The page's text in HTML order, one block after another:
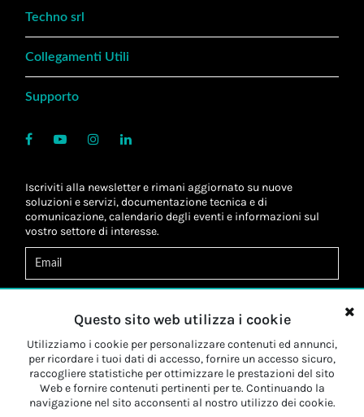
Techno srl
Collegamenti Utili
Supporto
Iscriviti alla newsletter e rimani aggiornato su nuove
soluzioni e servizi, documentazione tecnica e di
comunicazione, calendario degli eventi e informazioni sul
vostro settore di interesse.
Letta l'informativa, autorizzo altrattamento dei miei dati
personali*
Letta l'informativa, autorizzo al trattamento dei miei dati
personali a fini dimarketing*
Iscriviti
Questo sito web utilizza i cookie
Utilizziamo i cookie per personalizzare contenuti ed annunci,
per ricordare i tuoi dati di accesso, fornire un accesso sicuro,
raccogliere statistiche per ottimizzare le prestazioni del sito
Web e fornire contenuti pertinenti per te. Continuando la
navigazione nel sito acconsenti al nostro utilizzo dei cookie.